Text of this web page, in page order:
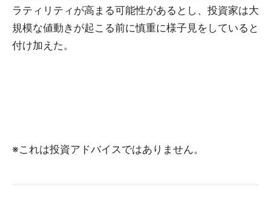
ラティリティが高まる可能性があるとし、投資家は大
規模な値動きが起こる前に慎重に様子見をしていると
付け加えた。
※これは投資アドバイスではありません。